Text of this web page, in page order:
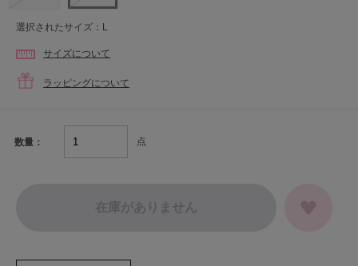
選択されたサイズ：L
サイズについて
ラッピングについて
数量： 点
在庫がありません